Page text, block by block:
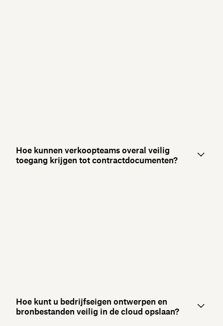
Hoe kunnen verkoopteams overal veilig
toegang krijgen tot contractdocumenten?
Hoe kunt u bedrijfseigen ontwerpen en
bronbestanden veilig in de cloud opslaan?